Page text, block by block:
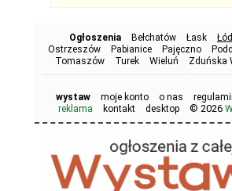
Ogłoszenia Bełchatów Łask
Ostrzeszów
Pabianice Pajęczno
Tomaszów
Turek Wieluń Zduńska
wystaw moje konto o nas
reklama
kontakt desktop © 2026